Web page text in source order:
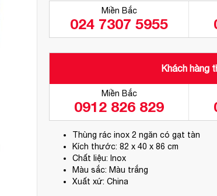
Miền Bắc
024 7307 5955
Khách hàng
Miền Bắc
0912 826 829
Thùng rác inox 2 ngăn có gạt tàn
Kích thước: 82 x 40 x 86 cm
Chất liệu: Inox
Màu sắc: Màu trắng
Xuất xứ: China